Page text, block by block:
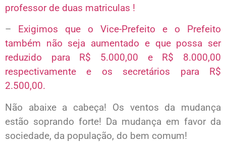
professor de duas matriculas !
– Exigimos que o Vice-Prefeito e o Prefeito
também não seja aumentado e que possa ser
reduzido para R$ 5.000,00 e R$ 8.000,00
respectivamente e os secretários para R$
2.500,00.
Não abaixe a cabeça! Os ventos da mudança
estão soprando forte! Da mudança em favor da
sociedade, da população, do bem comum!